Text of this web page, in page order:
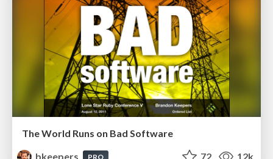
The World Runs on Bad Software
bkeepers
PRO 72 12k